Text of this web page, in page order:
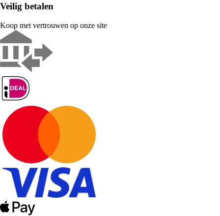
Veilig betalen
Koop met vertrouwen op onze site